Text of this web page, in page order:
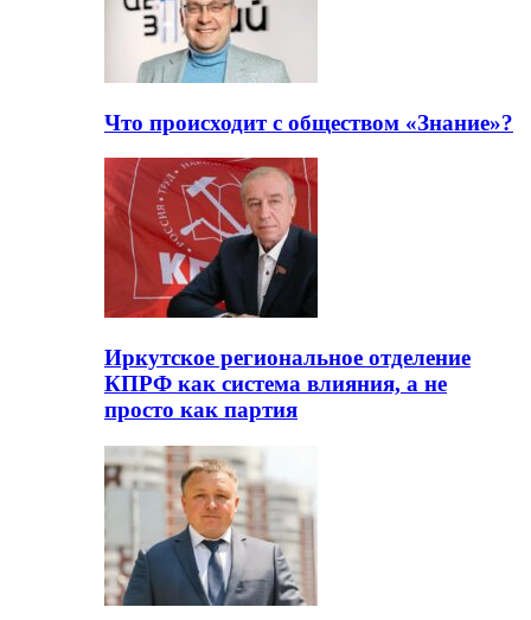
Что происходит с обществом «Знание»?
Иркутское региональное отделение
КПРФ как система влияния, а не
просто как партия